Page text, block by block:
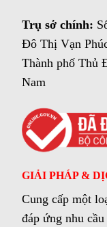
Trụ sở chính:
Đô Thị Vạn
Thành phố Thủ
Nam
GIẢI PHÁP &
Cung cấp một
đáp ứng nhu